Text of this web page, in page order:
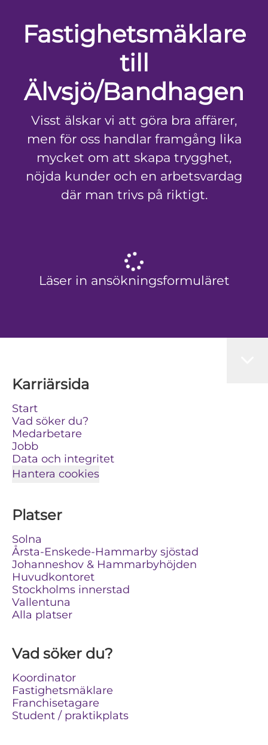
Fastighetsmäklare
till
Älvsjö/Bandhagen
Visst älskar vi att göra bra affärer,
men för oss handlar framgång lika
mycket om att skapa trygghet,
nöjda kunder och en arbetsvardag
där man trivs på riktigt.
Läser in ansökningsformuläret
Karriärsida
Start
Vad söker du?
Medarbetare
Jobb
Data och integritet
Hantera cookies
Platser
Solna
Årsta-Enskede-Hammarby sjöstad
Johanneshov & Hammarbyhöjden
Huvudkontoret
Stockholms innerstad
Vallentuna
Alla platser
Vad söker du?
Koordinator
Fastighetsmäklare
Franchisetagare
Student / praktikplats